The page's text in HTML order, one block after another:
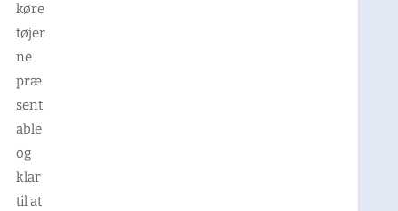
køre
tøjer
ne
præ
sent
able
og
klar
til at